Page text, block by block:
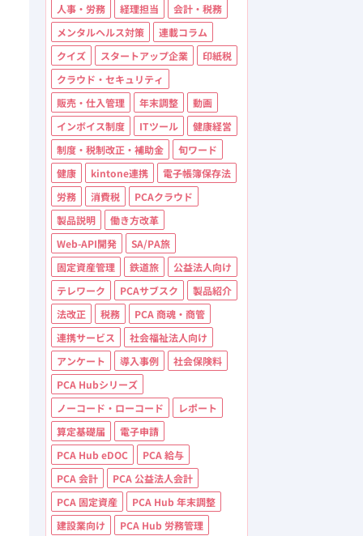
人事・労務 経理担当
会計・税務
メンタルヘルス対策
連載コラム
クイズ
スタートアップ企業
印紙税
クラウド・セキュリティ
販売・仕入管理
年末調整
動画
インボイス制度
ITツール
健康経営
制度・税制改正・補助金
旬ワード
健康
kintone連携
電子帳簿保存法
労務
消費税
PCAクラウド
製品説明
働き方改革
Web-API開発
SA/PA旅
固定資産管理
鉄道旅
公益法人向け
テレワーク
PCAサブスク
製品紹介
法改正
税務
PCA 商魂・商管
連携サービス
社会福祉法人向け
アンケート
導入事例
社会保険料
PCA Hubシリーズ
ノーコード・ローコード
レポート
算定基礎届
電子申請
PCA Hub eDOC
PCA 給与
PCA 会計
PCA 公益法人会計
PCA 固定資産
PCA Hub 年末調整
建設業向け
PCA Hub 労務管理